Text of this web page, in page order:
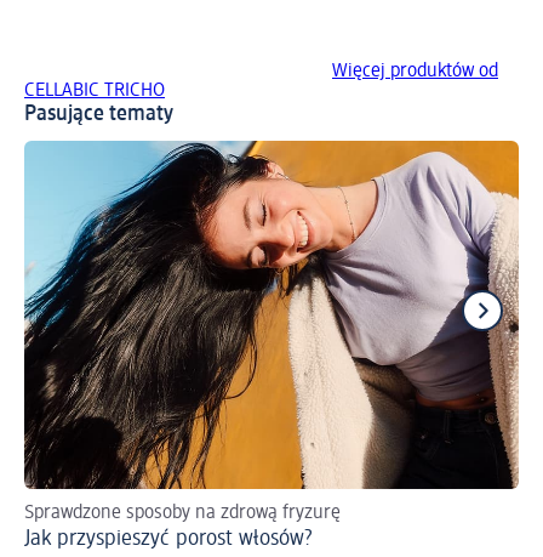
Więcej produktów od
CELLABIC TRICHO
Pasujące tematy
Sprawdzone sposoby na zdrową fryzurę
Jak przyspieszyć porost włosów?